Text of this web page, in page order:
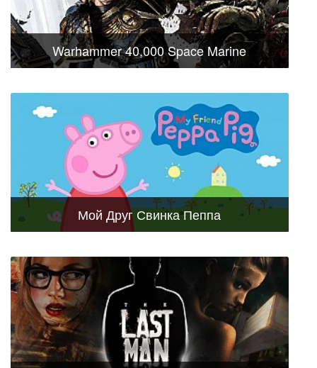
Warhammer 40,000 Space Marine
Мой Друг Свинка Пеппа